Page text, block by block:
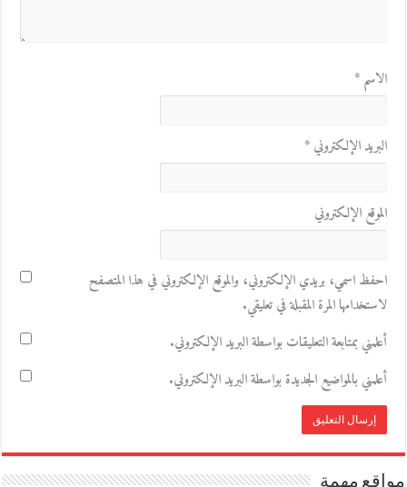
الاسم*
البريد الإلكتروني*
الموقع الإلكتروني
احفظ اسمي، بريدي الإلكتروني، والموقع الإلكتروني في هذا المتصفح
لاستخدامها المرة المقبلة في تعليقي.
أعلمني بمتابعة التعليقات بواسطة البريد الإلكتروني.
أعلمني بالمواضيع الجديدة بواسطة البريد الإلكتروني.
مواقع مهمة